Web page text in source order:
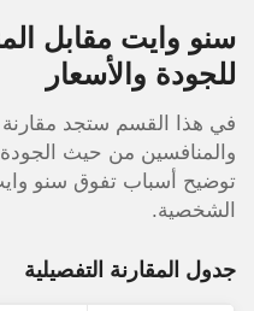
سنو وايت مقابل
للجودة والأسعار
في هذا القسم ستجد
والمنافسين من حيث
توضيح أسباب تفوق سنو وايت
الشخصية.
جدول المقارنة التفصيلية